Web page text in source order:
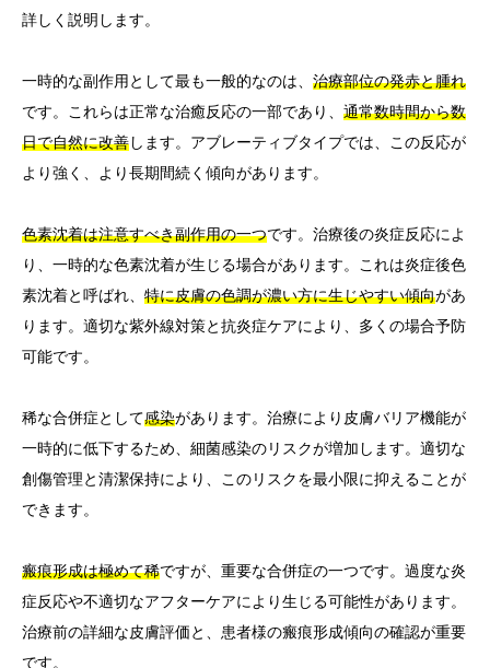
詳しく説明します。
一時的な副作用として最も一般的なのは、 治療部位の発赤と腫れ
です。これらは正常な治癒反応の一部であり、 通常数時間から数
日で自然に改善します。アブレーティブタイプでは、この反応が
より強く、より長期間続く傾向があります。
色素沈着は注意すべき副作用の一つです。治療後の炎症反応によ
り、一時的な色素沈着が生じる場合があります。これは炎症後色
素沈着と呼ばれ、 特に皮膚の色調が濃い方に生じやすい傾向があ
ります。適切な紫外線対策と抗炎症ケアにより、多くの場合予防
可能です。
稀な合併症として感染があります。治療により皮膚バリア機能が
一時的に低下するため、細菌感染のリスクが増加します。適切な
創傷管理と清潔保持により、このリスクを最小限に抑えることが
できます。
瘢痕形成は極めて稀ですが、重要な合併症の一つです。過度な炎
症反応や不適切なアフターケアにより生じる可能性があります。
治療前の詳細な皮膚評価と、患者様の瘢痕形成傾向の確認が重要
です。